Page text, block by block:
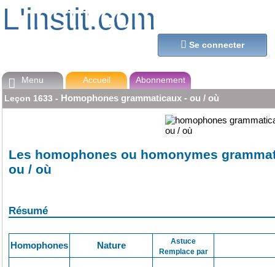
 Se connecter
L'instit.com
L'instit.com
 Menu Accueil
Abonnement
Leçon 1633 - Homophones grammaticaux - ou / où
Les homophones ou homonymes
ou / où
Résumé
Homophones Nature
Astuce
Remplace par